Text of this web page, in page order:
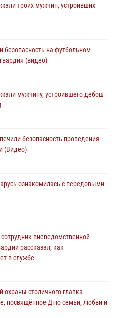
троих мужчин, устроивших
безопасность на футбольном
(видео)
мужчину, устроившего дебош
безопасность проведения
(Видео)
ознакомилась с передовыми
эфира на «Радио Москвы»
вневедомственной
рассказал, как
в службе
охраны столичного главка
посвящённое Дню семьи, любви и